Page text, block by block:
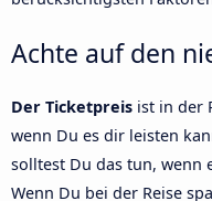
Achte auf den
Der Ticketpreis ist in der
wenn Du es dir leisten
solltest Du das tun, wenn
Wenn Du bei der Reise